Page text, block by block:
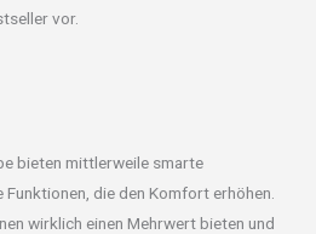
vor.
bieten mittlerweile smarte
die den Komfort erhöhen.
wirklich einen Mehrwert bieten und